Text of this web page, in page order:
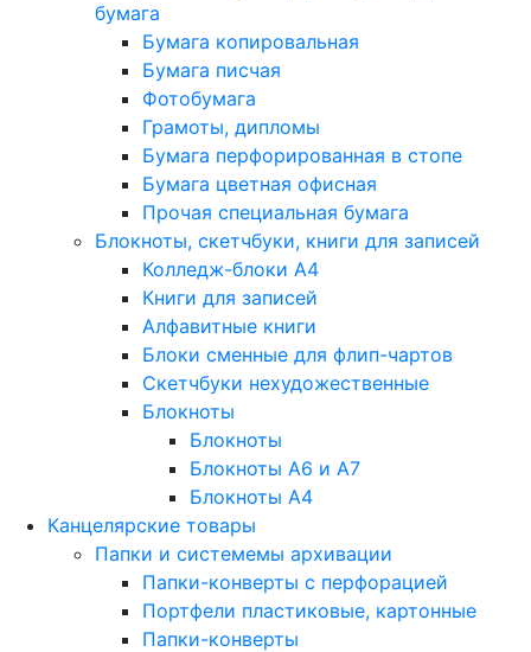
бумага
Бумага копировальная
Бумага писчая
Фотобумага
Грамоты, дипломы
Бумага перфорированная в стопе
Бумага цветная офисная
Прочая специальная бумага
Блокноты, скетчбуки, книги для записей
Колледж-блоки А4
Книги для записей
Алфавитные книги
Блоки сменные для флип-чартов
Скетчбуки нехудожественные
Блокноты
Блокноты
Блокноты A6 и A7
Блокноты A4
Канцелярские товары
Папки и системемы архивации
Папки-конверты с перфорацией
Портфели пластиковые, картонные
Папки-конверты